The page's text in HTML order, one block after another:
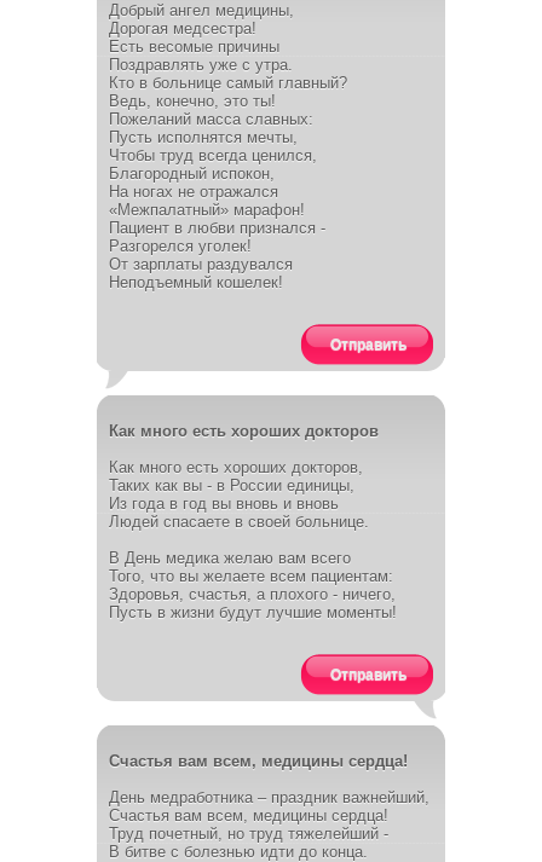
Добрый ангел медицины,
Дорогая медсестра!
Есть весомые причины
Поздравлять уже с утра.
Кто в больнице самый главный?
Ведь, конечно, это ты!
Пожеланий масса славных:
Пусть исполнятся мечты,
Чтобы труд всегда ценился,
Благородный испокон,
На ногах не отражался
«Межпалатный» марафон!
Пациент в любви признался -
Разгорелся уголек!
От зарплаты раздувался
Неподъемный кошелек!
Отправить
Как много есть хороших докторов
Как много есть хороших докторов,
Таких как вы - в России единицы,
Из года в год вы вновь и вновь
Людей спасаете в своей больнице.
В День медика желаю вам всего
Того, что вы желаете всем пациентам:
Здоровья, счастья, а плохого - ничего,
Пусть в жизни будут лучшие моменты!
Отправить
Счастья вам всем, медицины сердца!
День медработника – праздник важнейший,
Счастья вам всем, медицины сердца!
Труд почетный, но труд тяжелейший -
В битве с болезнью идти до конца.